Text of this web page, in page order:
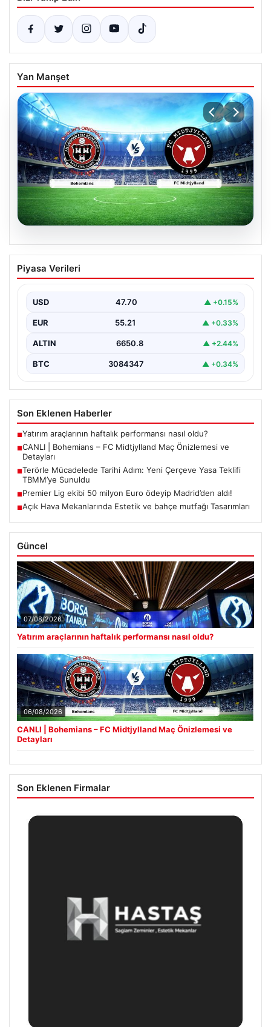
Yan Manşet
06.08.2026
CANLI | Bohemians – FC Midtjylland
Maç Önizlemesi ve Detayları
yaşanıyor. Bohemians ile FC Midtjylland, 06 Ağustos
2026…
Piyasa Verileri
USD 47.70 ▲ +0.15%
EUR 55.21 ▲ +0.33%
ALTIN 6650.8 ▲ +2.44%
BTC 3084347 ▲ +0.34%
Son Eklenen Haberler
■Yatırım araçlarının haftalık performansı nasıl oldu?
■CANLI | Bohemians – FC Midtjylland Maç Önizlemesi ve
Detayları
■Terörle Mücadelede Tarihi Adım: Yeni Çerçeve Yasa Teklifi
TBMM’ye Sunuldu
■Premier Lig ekibi 50 milyon Euro ödeyip Madrid’den aldı!
■Açık Hava Mekanlarında Estetik ve bahçe mutfağı Tasarımları
Güncel
07/08/2026
Yatırım araçlarının haftalık performansı nasıl oldu?
06/08/2026
CANLI | Bohemians – FC Midtjylland Maç Önizlemesi ve
Detayları
Son Eklenen Firmalar